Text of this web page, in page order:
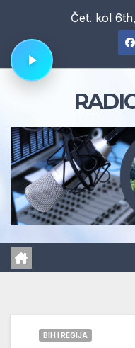
content
Čet. kol
BIH I REGIJA